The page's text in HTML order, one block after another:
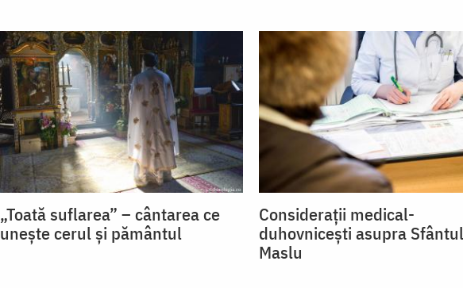
„Toată suflarea” – cântarea ce
unește cerul și pământul
Considerații medical-
duhovnicești asupra
Maslu